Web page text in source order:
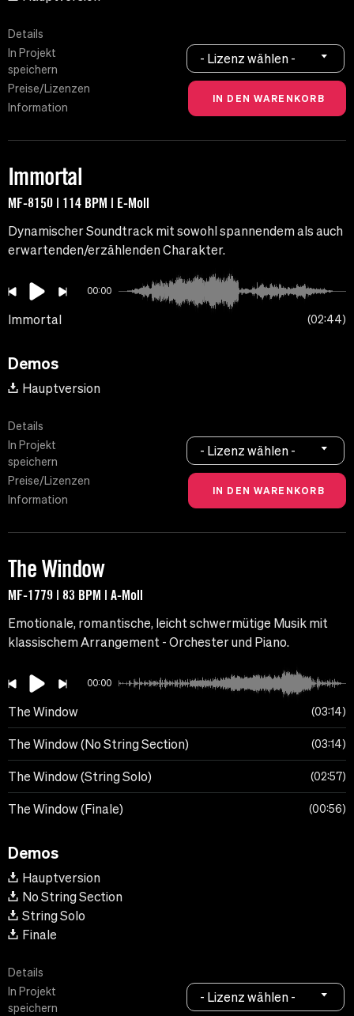
Details
In Projekt
speichern
Preise/Lizenzen
Information
- Lizenz wählen -
Immortal
MF-8150 | 114 BPM | E-Moll
Dynamischer Soundtrack mit sowohl spannendem als auch
erwartenden/erzählenden Charakter.
00:00
Immortal 02:44
Demos
Hauptversion
Details
In Projekt
speichern
Preise/Lizenzen
Information
- Lizenz wählen -
The Window
MF-1779 | 83 BPM | A-Moll
Emotionale, romantische, leicht schwermütige Musik mit
klassischem Arrangement - Orchester und Piano.
00:00
The Window 03:14
The Window (No String Section) 03:14
The Window (String Solo) 02:57
The Window (Finale) 00:56
Demos
Hauptversion
No String Section
String Solo
Finale
Details
In Projekt
speichern
- Lizenz wählen -